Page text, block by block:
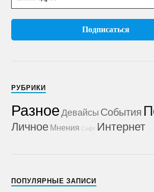
РУБРИКИ
РазноеДевайсы События
Личное Мнения Софт Интернет
ПОПУЛЯРНЫЕ ЗАПИСИ